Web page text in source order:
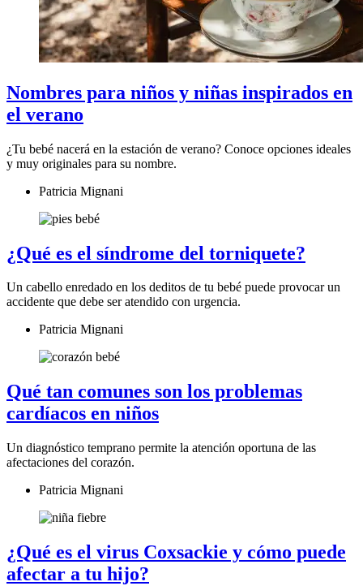
Nombres para niños y niñas inspirados en
el verano
¿Tu bebé nacerá en la estación de verano? Conoce opciones ideales
y muy originales para su nombre.
Patricia Mignani
¿Qué es el síndrome del torniquete?
Un cabello enredado en los deditos de tu bebé puede provocar un
accidente que debe ser atendido con urgencia.
Patricia Mignani
Qué tan comunes son los problemas
cardíacos en niños
Un diagnóstico temprano permite la atención oportuna de las
afectaciones del corazón.
Patricia Mignani
¿Qué es el virus Coxsackie y cómo puede
afectar a tu hijo?